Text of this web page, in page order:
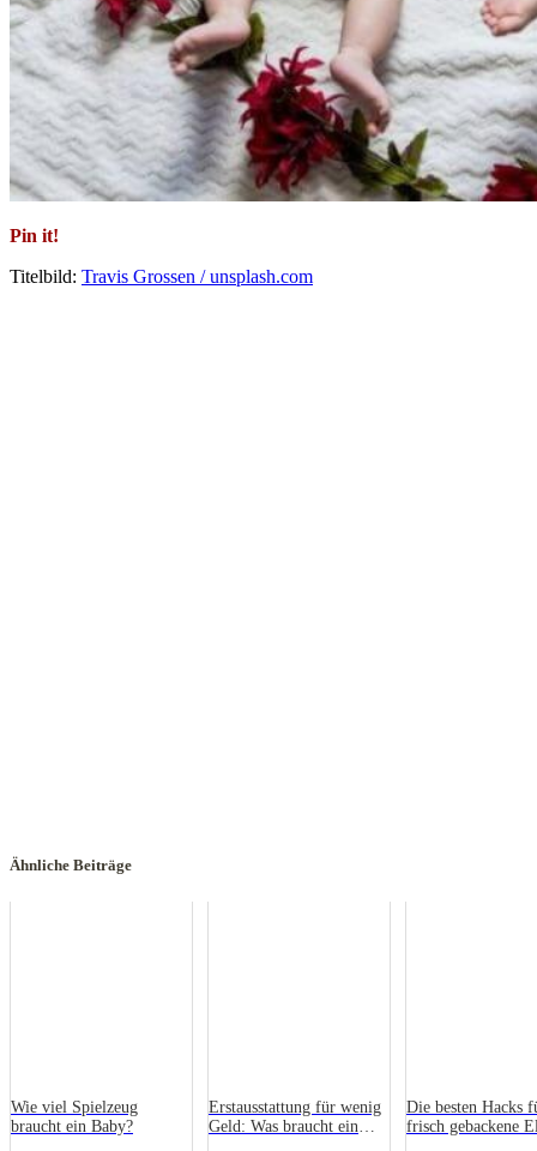
Pin it!
Titelbild: Travis Grossen / unsplash.com
Ähnliche Beiträge
Wie viel Spielzeug
braucht ein Baby?
Erstausstattung für wenig
Geld: Was braucht ein
Die besten Hacks
frisch gebackene